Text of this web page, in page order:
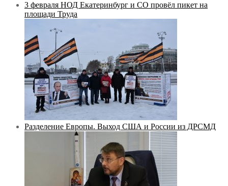
3 февраля НОД Екатеринбург и СО провёл пикет на
площади Труда
Разделение Европы. Выход США и России из ДРСМД